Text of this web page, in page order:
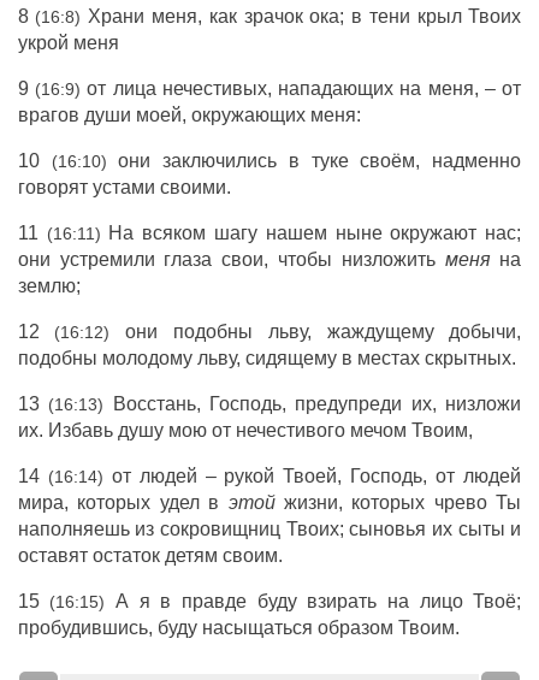
8 (16:8) Храни меня, как зрачок ока; в тени крыл Твоих
укрой меня
9 (16:9) от лица нечестивых, нападающих на меня, – от
врагов души моей, окружающих меня:
10 (16:10) они заключились в туке своём, надменно
говорят устами своими.
11 (16:11) На всяком шагу нашем ныне окружают нас;
они устремили глаза свои, чтобы низложить меняна
землю;
12 (16:12)
они подобны льву, жаждущему добычи,
подобны молодому льву, сидящему в местах скрытных.
13 (16:13)
Восстань, Господь, предупреди их, низложи
их. Избавь душу мою от нечестивого мечом Твоим,
14 (16:14) от людей – рукой Твоей, Господь, от людей
мира, которых удел в этойжизни, которых чрево Ты
наполняешь из сокровищниц Твоих; сыновья их сыты и
оставят остаток детям своим.
15 (16:15)
А я в правде буду взирать на лицо Твоё;
пробудившись, буду насыщаться образом Твоим.